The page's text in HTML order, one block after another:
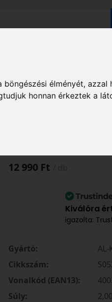
élményét,
honnan érkeztek a
és lombápolás
12 990 Ft
Kiválóra
igazolta:
Gyártó:
AL-
Cikkszám:
Vonalkód (EAN13):
Súly: